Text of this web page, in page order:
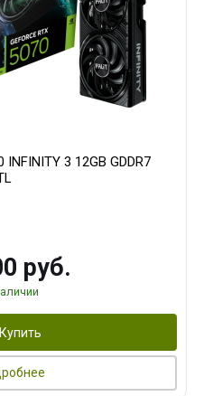
3 12GB GDDR7
руб.
Купить